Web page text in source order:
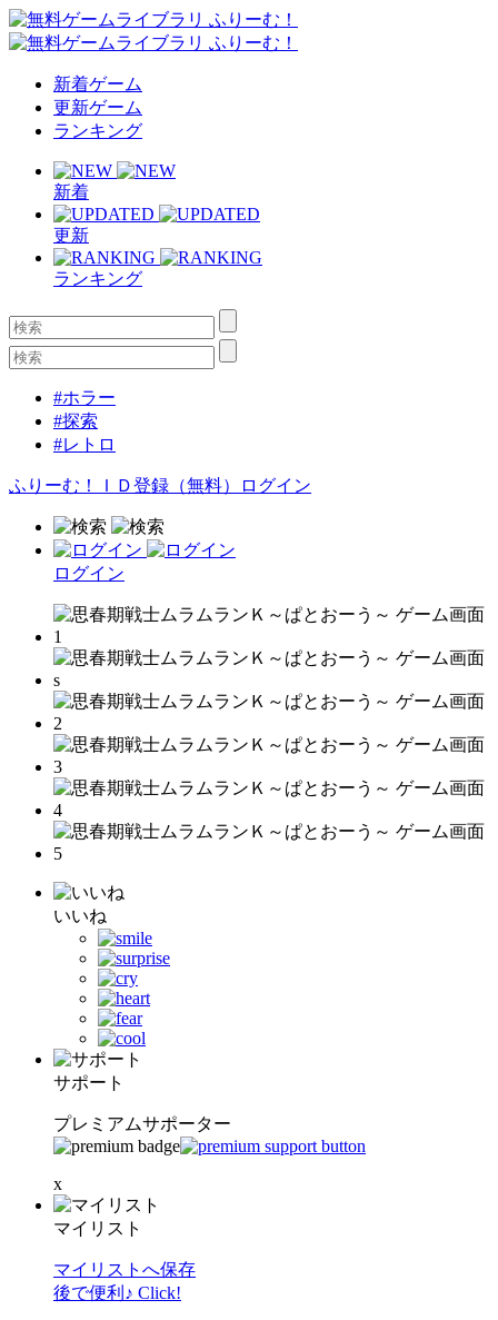
新着ゲーム
更新ゲーム
ランキング
新着
更新
ランキング
#ホラー
#探索
#レトロ
ふりーむ！ＩＤ登録（無料） ログイン
ログイン
いいね
サポート
プレミアムサポーター
x
マイリスト
マイリストへ保存
後で便利♪ Click!